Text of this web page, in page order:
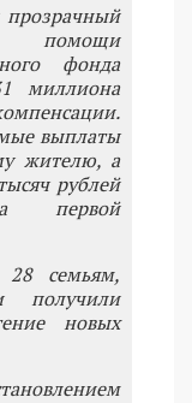
прозрачный
помощи
фонда
миллиона
выплаты
жителю, а
рублей
первой
28 семьям,
получили
новых